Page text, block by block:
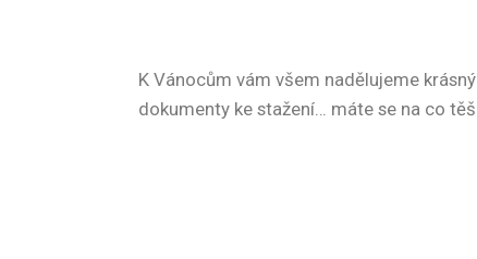
K Vánocům vám všem nadělujeme
dokumenty ke stažení… máte se na co